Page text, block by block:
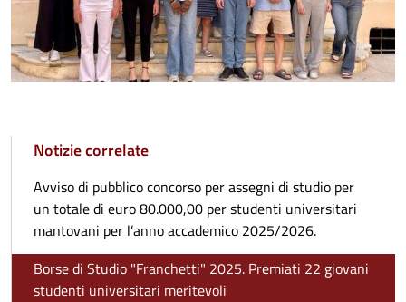
Notizie correlate
Avviso di pubblico concorso per assegni di studio per
un totale di euro 80.000,00 per studenti universitari
mantovani per l’anno accademico 2025/2026.
Borse di Studio "Franchetti" 2025. Premiati 22 giovani
studenti universitari meritevoli